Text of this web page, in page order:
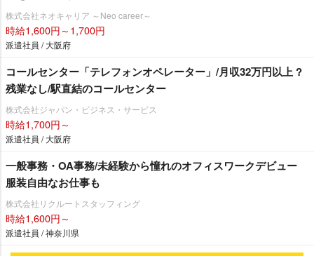
株式会社ネオキャリア ～Neo career～
時給1,600円～1,700円
派遣社員 / 大阪府
コールセンター「テレフォンオペレーター」/月収32万円以上 ?
残業なし/駅直結のコールセンター
株式会社ジャパン・ビジネス・サービス
時給1,700円～
派遣社員 / 大阪府
一般事務・OA事務/未経験から憧れのオフィスワークデビュー
服装自由なお仕事も
株式会社リクルートスタッフィング
時給1,600円～
派遣社員 / 神奈川県